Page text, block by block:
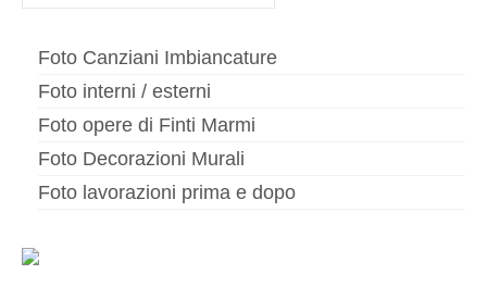
Foto Canziani Imbiancature
Foto interni / esterni
Foto opere di Finti Marmi
Foto Decorazioni Murali
Foto lavorazioni prima e dopo